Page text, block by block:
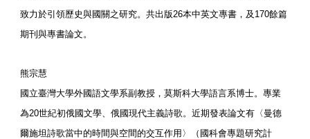
致力於引領歷史與國關之研究。共出版26本中英文專書，及170餘篇
期刊與專書論文。
熊宗慧
國立臺灣大學外國語文學系副教授，莫斯科大學語言系博士。專業
為20世紀初俄國文學、俄國現代主義詩歌。近期發表論文有〈曼德
爾施坦詩歌當中的時間與空間的交互作用〉（國科會專題研究計